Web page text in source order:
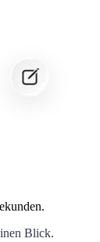
Blick.